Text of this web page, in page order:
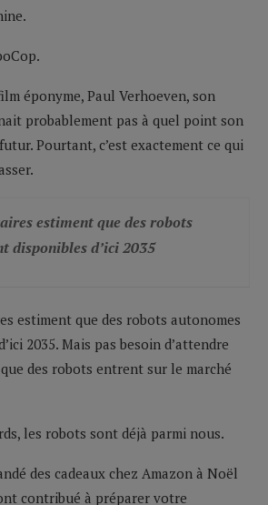
éponyme, Paul Verhoeven, son
probablement pas à quel point son
Pourtant, c’est exactement ce qui
estiment que des robots
disponibles d’ici 2035
estiment que des robots autonomes
2035. Mais pas besoin d’attendre
des robots entrent sur le marché
les robots sont déjà parmi nous.
des cadeaux chez Amazon à Noël
contribué à préparer votre